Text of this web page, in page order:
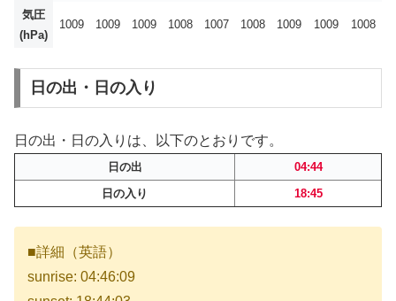
気圧
(hPa)
1009 1009 1009 1008 1007 1008 1009 1009 1008
日の出・日の入り
日の出・日の入りは、以下のとおりです。
日の出
04:44
日の入り
18:45
■詳細（英語）
sunrise: 04:46:09